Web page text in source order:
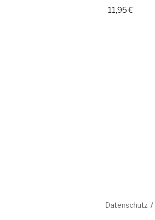
11,95€
Datenschutz